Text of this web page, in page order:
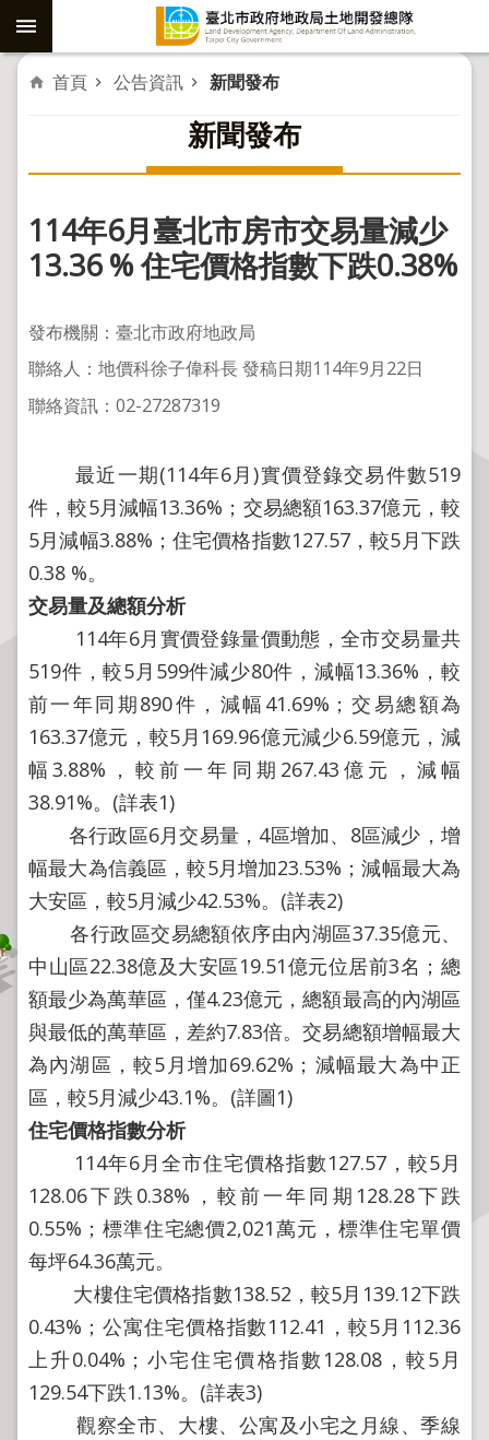
跳到主要內容區塊
進
社
劃
公
程
逕
為
分
割
籍
成
果
供
應
應
用
府
資
訊
公
開
公
訊
機
紹
業
首頁 公告資訊 新聞發布
新聞發布
114年6月臺北市房市交易量減少
13.36 % 住宅價格指數下跌0.38%
發布機關：臺北市政府地政局
聯絡人：地價科徐子偉科長 發稿日期114年9月22日
聯絡資訊：02-27287319
最近一期(114年6月)實價登錄交易件數519
件，較5月減幅13.36%；交易總額163.37億元，較
5月減幅3.88%；住宅價格指數127.57，較5月下跌
0.38 %。
交易量及總額分析
114年6月實價登錄量價動態，全市交易量共
519件，較5月599件減少80件，減幅13.36%，較
前一年同期890件，減幅41.69%；交易總額為
163.37億元，較5月169.96億元減少6.59億元，減
幅3.88%，較前一年同期267.43億元，減幅
38.91%。(詳表1)
各行政區6月交易量，4區增加、8區減少，增
幅最大為信義區，較5月增加23.53%；減幅最大為
大安區，較5月減少42.53%。(詳表2)
各行政區交易總額依序由內湖區37.35億元、
中山區22.38億及大安區19.51億元位居前3名；總
額最少為萬華區，僅4.23億元，總額最高的內湖區
與最低的萬華區，差約7.83倍。交易總額增幅最大
為內湖區，較5月增加69.62%；減幅最大為中正
區，較5月減少43.1%。(詳圖1)
住宅價格指數分析
114年6月全市住宅價格指數127.57，較5月
128.06下跌0.38%，較前一年同期128.28下跌
0.55%；標準住宅總價2,021萬元，標準住宅單價
每坪64.36萬元。
大樓住宅價格指數138.52，較5月139.12下跌
0.43%；公寓住宅價格指數112.41，較5月112.36
上升0.04%；小宅住宅價格指數128.08，較5月
129.54下跌1.13%。(詳表3)
觀察全市、大樓、公寓及小宅之月線、季線